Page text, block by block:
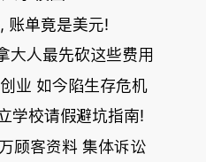
账单竟是美元!
大人最先砍这些费用
业 如今陷生存危机
学校请假避坑指南!
顾客资料 集体诉讼